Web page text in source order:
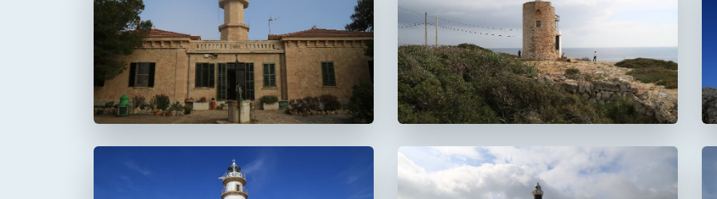
Faro de Punta de la
Avanzada
Faro de la Torre d'en
Beu